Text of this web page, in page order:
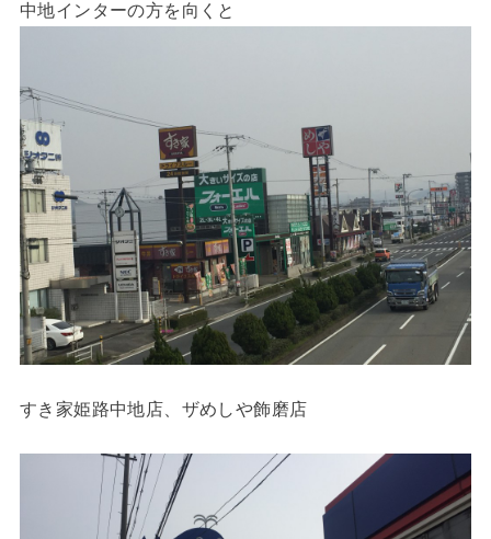
中地インターの方を向くと
すき家姫路中地店、ザめしや飾磨店